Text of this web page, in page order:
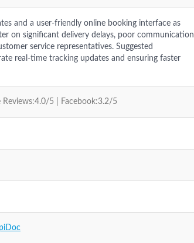
and a user-friendly online booking interface as
on significant delivery delays, poor communication
service representatives. Suggested
real-time tracking updates and ensuring faster
5 | Facebook:3.2/5